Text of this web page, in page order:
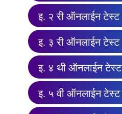
इ. २ री ऑनलाईन टेस्ट
इ. ३ री ऑनलाईन टेस्ट
इ. ४ थी ऑनलाईन टेस्ट
इ. ५ वी ऑनलाईन टेस्ट